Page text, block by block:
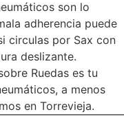
son lo
adherencia puede
circulas por Sax con
deslizante.
Ruedas es tu
a menos
en Torrevieja.